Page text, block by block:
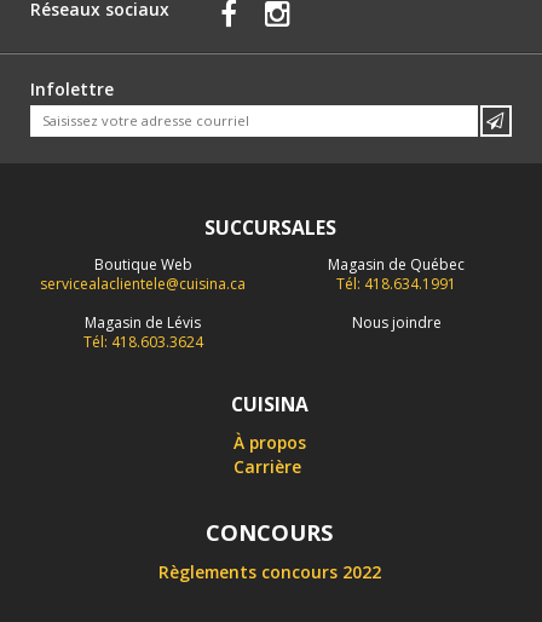
Réseaux sociaux
Infolettre
SUCCURSALES
Boutique Web
servicealaclientele@cuisina.ca
Magasin de Québec
Tél: 418.634.1991
Magasin de Lévis
Tél: 418.603.3624
Nous joindre
CUISINA
À propos
Carrière
CONCOURS
Règlements concours 2022